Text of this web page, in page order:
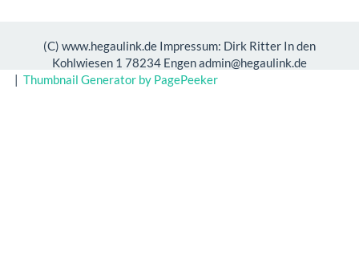
(C) www.hegaulink.de Impressum: Dirk Ritter In den
Kohlwiesen 1 78234 Engen admin@hegaulink.de
| Thumbnail Generator by PagePeeker